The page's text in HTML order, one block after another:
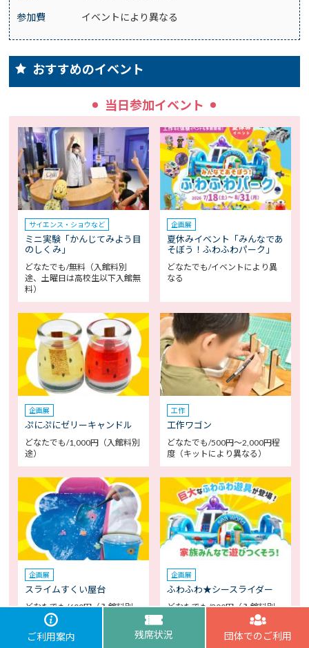
参加費 イベントにより異なる
おすすめのイベント
当日参加イベント
サイエンス・ショウなど
ミニ実験「かんじてみよう目
のしくみ」
どなたでも/無料（入館料別
途、土曜日は高校生以下入館無
料）
企画展
夏休みイベント「みんなであ
そぼう！ふわふわパーク」
どなたでも/イベントにより異
なる
企画展
ぷにぷにゼリーキャンドル
どなたでも/1,000円（入館料別
途）
工作
工作ワゴン
どなたでも/500円～2,000円程
度（キットにより異なる）
企画展
スライムすくい屋台
どなたでも/600円（入館料別
途、現金のみ）
企画展
ふわふわ★シースライダー
どなたでも/300円（入館料別
ご利用案内 残席状況 団体でのご利用